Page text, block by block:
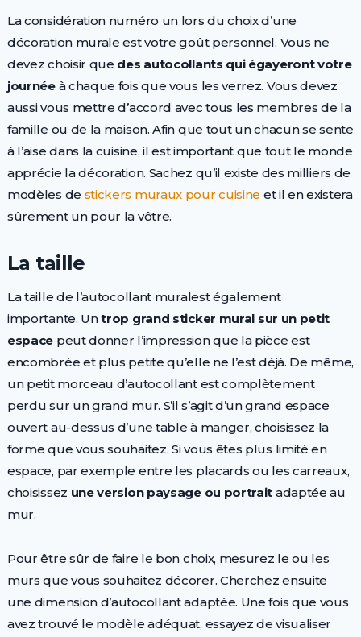
La considération numéro un lors du choix d’une
décoration murale est votre goût personnel. Vous ne
devez choisir que des autocollants qui égayeront votre
journéeà chaque fois que vous les verrez. Vous devez
aussi vous mettre d’accord avec tous les membres de la
famille ou de la maison. Afin que tout un chacun se sente
à l’aise dans la cuisine, il est important que tout le monde
apprécie la décoration. Sachez qu’il existe des milliers de
modèles de stickers muraux pour cuisine et il en existera
sûrement un pour la vôtre.
La taille
La taille de l’autocollant muralest également
importante. Untrop grand sticker mural sur un petit
espace peut donner l’impression que la pièce est
encombrée et plus petite qu’elle ne l’est déjà. De même,
un petit morceau d’autocollant est complètement
perdu sur un grand mur. S’il s’agit d’un grand espace
ouvert au-dessus d’une table à manger, choisissez la
forme que vous souhaitez. Si vous êtes plus limité en
espace, par exemple entre les placards ou les carreaux,
choisissez une version paysage ou portrait adaptée au
mur.
Pour être sûr de faire le bon choix, mesurez le ou les
murs que vous souhaitez décorer. Cherchez ensuite
une dimension d’autocollant adaptée. Une fois que vous
avez trouvé le modèle adéquat, essayez de visualiser